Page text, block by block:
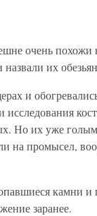
очень похожи
их
и
Но их уже
на промысел,
камни и
заранее.